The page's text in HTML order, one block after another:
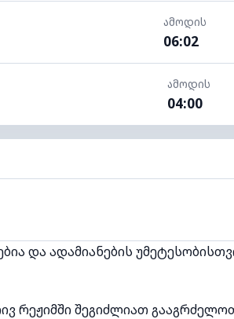
ამოდის
06:02
ამოდის
04:00
და ადამიანების
რეჟიმში შეგიძლიათ